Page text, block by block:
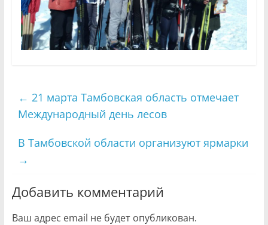
← 21 марта Тамбовская область отмечает
Международный день лесов
В Тамбовской области организуют ярмарки
→
Добавить комментарий
Ваш адрес email не будет опубликован.